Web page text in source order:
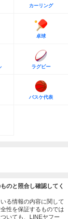
カーリング
卓球
ラグビー
バスケ代表
のと照合し確認してく
る情報の内容に関して
性を保証するものでは
いても、LINEヤフー